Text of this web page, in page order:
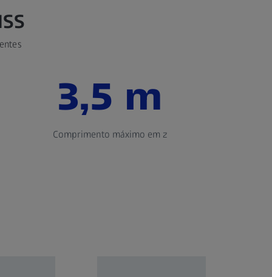
3,5 m
Comprimento máximo em z